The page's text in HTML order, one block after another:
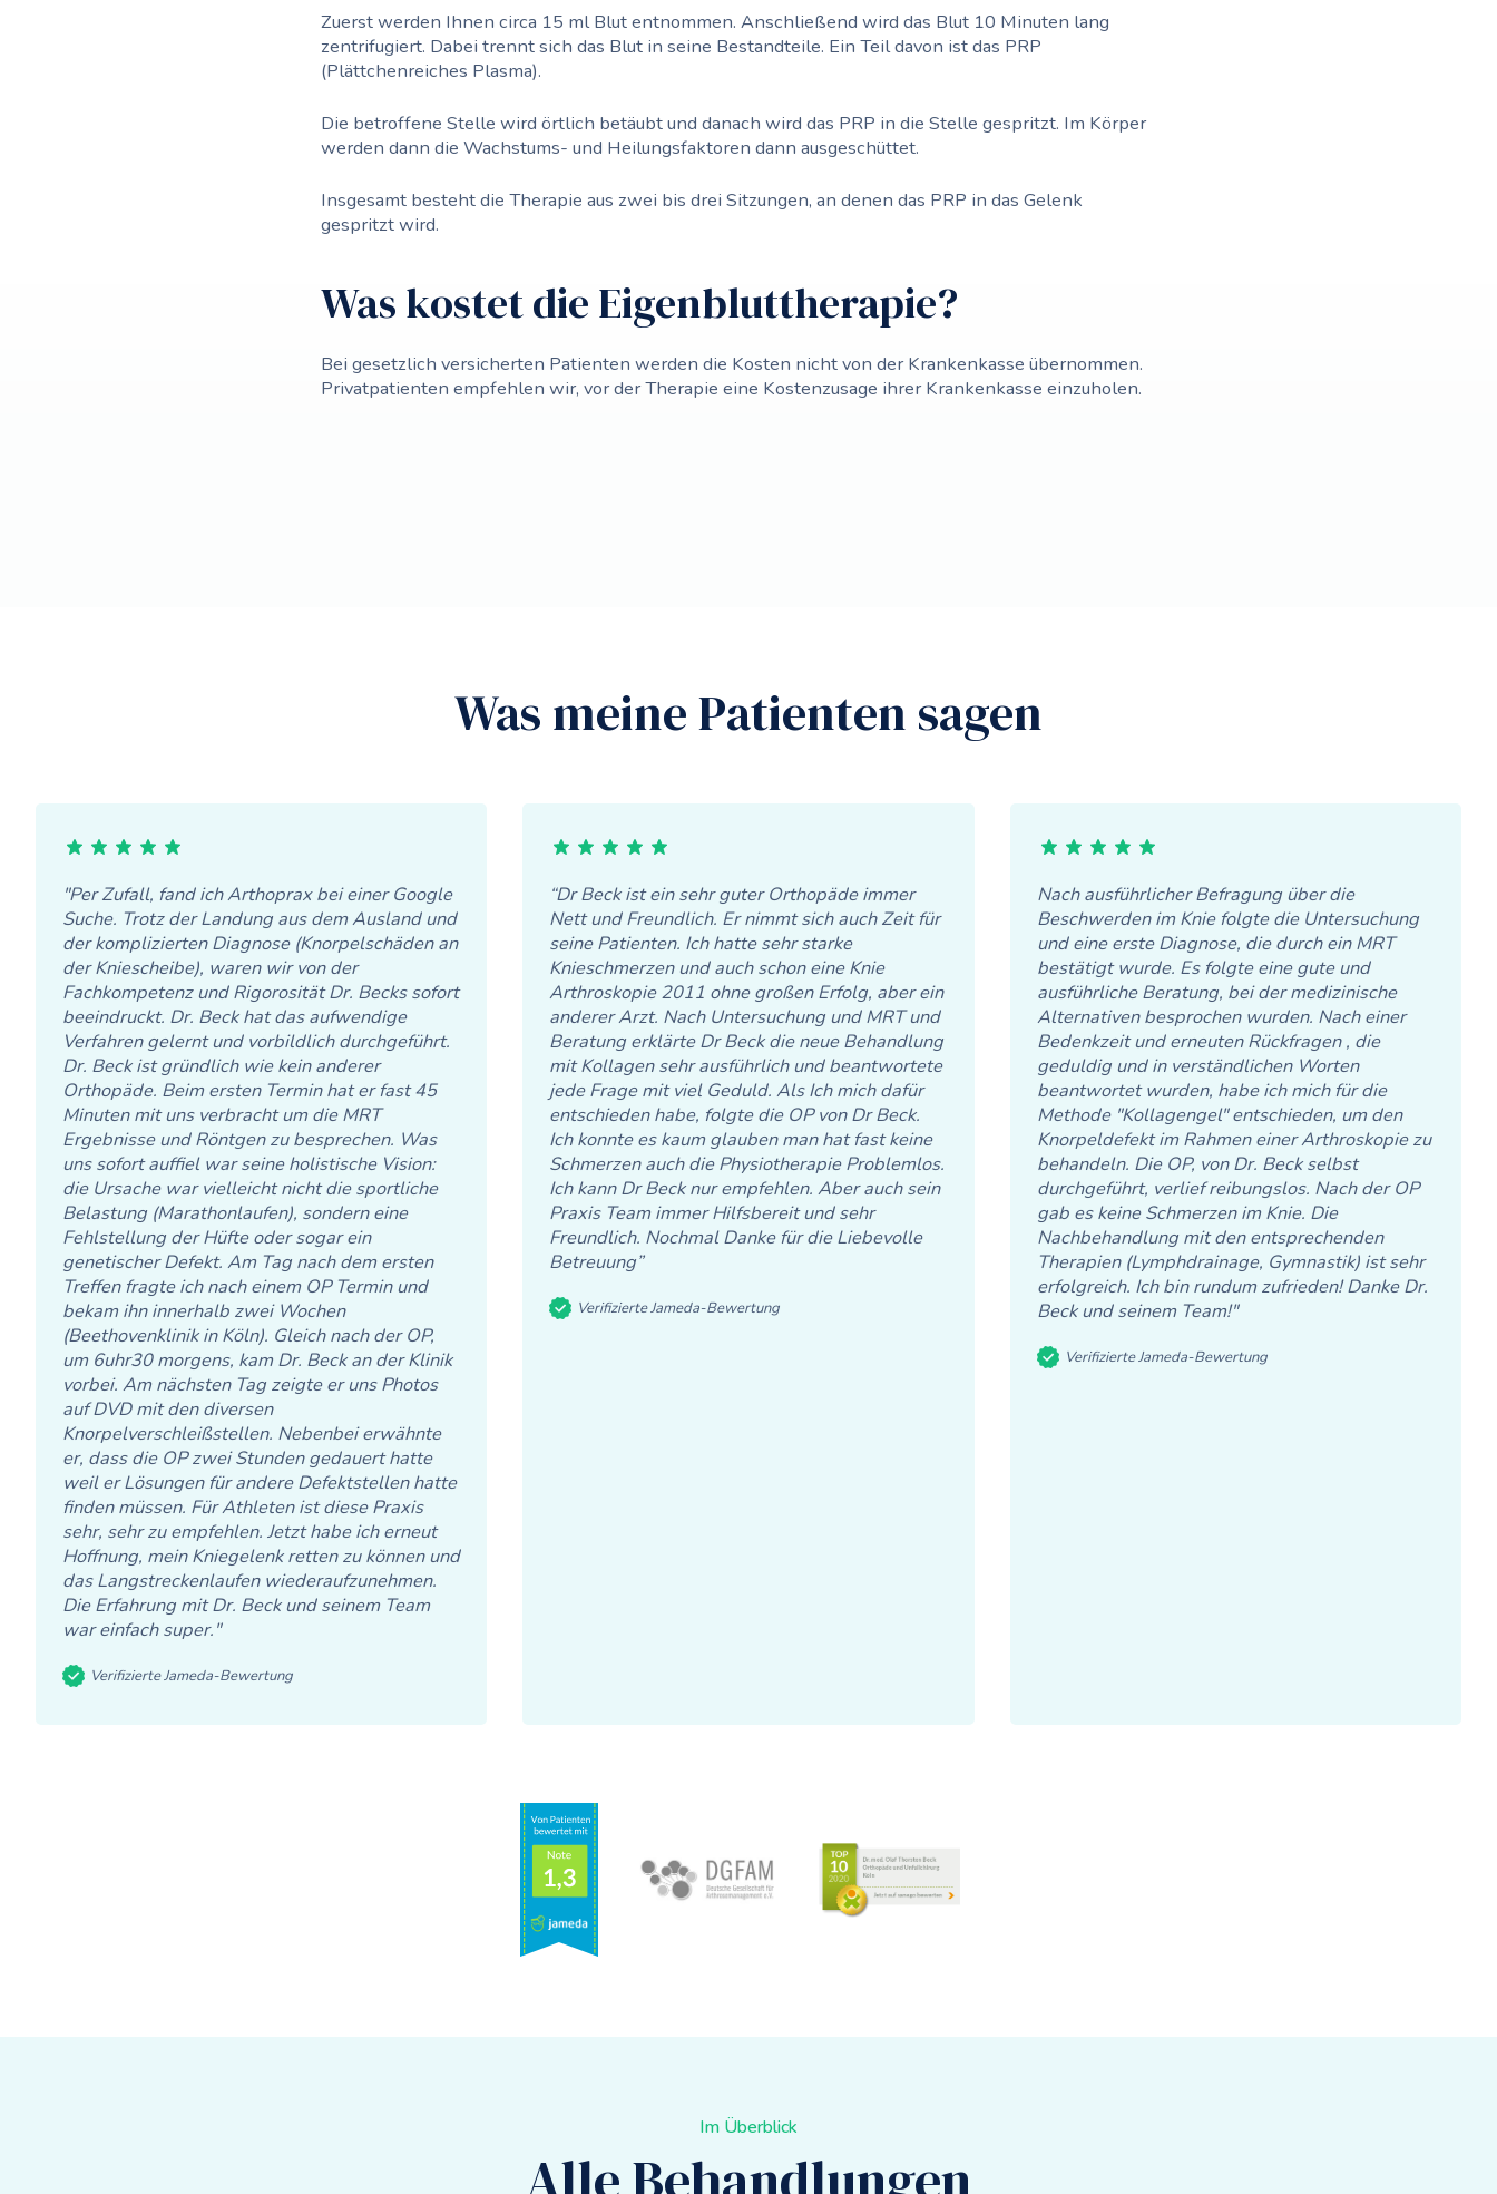
Zuerst werden Ihnen circa 15 ml Blut entnommen. Anschließend wird das Blut 10 Minuten lang
zentrifugiert. Dabei trennt sich das Blut in seine Bestandteile. Ein Teil davon ist das PRP
(Plättchenreiches Plasma).
Die betroffene Stelle wird örtlich betäubt und danach wird das PRP in die Stelle gespritzt. Im Körper
werden dann die Wachstums- und Heilungsfaktoren dann ausgeschüttet.
Insgesamt besteht die Therapie aus zwei bis drei Sitzungen, an denen das PRP in das Gelenk
gespritzt wird.
Was kostet die Eigenbluttherapie?
Bei gesetzlich versicherten Patienten werden die Kosten nicht von der Krankenkasse übernommen.
Privatpatienten empfehlen wir, vor der Therapie eine Kostenzusage ihrer Krankenkasse einzuholen.
Was meine Patienten sagen
"Per Zufall, fand ich Arthoprax bei einer Google
Suche. Trotz der Landung aus dem Ausland und
der komplizierten Diagnose (Knorpelschäden an
der Kniescheibe), waren wir von der
Fachkompetenz und Rigorosität Dr. Becks sofort
beeindruckt. Dr. Beck hat das aufwendige
Verfahren gelernt und vorbildlich durchgeführt.
Dr. Beck ist gründlich wie kein anderer
Orthopäde. Beim ersten Termin hat er fast 45
Minuten mit uns verbracht um die MRT
Ergebnisse und Röntgen zu besprechen. Was
uns sofort auffiel war seine holistische Vision:
die Ursache war vielleicht nicht die sportliche
Belastung (Marathonlaufen), sondern eine
Fehlstellung der Hüfte oder sogar ein
genetischer Defekt. Am Tag nach dem ersten
Treffen fragte ich nach einem OP Termin und
bekam ihn innerhalb zwei Wochen
(Beethovenklinik in Köln). Gleich nach der OP,
um 6uhr30 morgens, kam Dr. Beck an der Klinik
vorbei. Am nächsten Tag zeigte er uns Photos
auf DVD mit den diversen
Knorpelverschleißstellen. Nebenbei erwähnte
er, dass die OP zwei Stunden gedauert hatte
weil er Lösungen für andere Defektstellen hatte
finden müssen. Für Athleten ist diese Praxis
sehr, sehr zu empfehlen. Jetzt habe ich erneut
Hoffnung, mein Kniegelenk retten zu können und
das Langstreckenlaufen wiederaufzunehmen.
Die Erfahrung mit Dr. Beck und seinem Team
war einfach super."
Verifizierte Jameda-Bewertung
“Dr Beck ist ein sehr guter Orthopäde immer
Nett und Freundlich. Er nimmt sich auch Zeit für
seine Patienten. Ich hatte sehr starke
Knieschmerzen und auch schon eine Knie
Arthroskopie 2011 ohne großen Erfolg, aber ein
anderer Arzt. Nach Untersuchung und MRT und
Beratung erklärte Dr Beck die neue Behandlung
mit Kollagen sehr ausführlich und beantwortete
jede Frage mit viel Geduld. Als Ich mich dafür
entschieden habe, folgte die OP von Dr Beck.
Ich konnte es kaum glauben man hat fast keine
Schmerzen auch die Physiotherapie Problemlos.
Ich kann Dr Beck nur empfehlen. Aber auch sein
Praxis Team immer Hilfsbereit und sehr
Freundlich. Nochmal Danke für die Liebevolle
Betreuung”
Verifizierte Jameda-Bewertung
Nach ausführlicher Befragung über die
Beschwerden im Knie folgte die Untersuchung
und eine erste Diagnose, die durch ein MRT
bestätigt wurde. Es folgte eine gute und
ausführliche Beratung, bei der medizinische
Alternativen besprochen wurden. Nach einer
Bedenkzeit und erneuten Rückfragen , die
geduldig und in verständlichen Worten
beantwortet wurden, habe ich mich für die
Methode "Kollagengel" entschieden, um den
Knorpeldefekt im Rahmen einer Arthroskopie zu
behandeln. Die OP, von Dr. Beck selbst
durchgeführt, verlief reibungslos. Nach der OP
gab es keine Schmerzen im Knie. Die
Nachbehandlung mit den entsprechenden
Therapien (Lymphdrainage, Gymnastik) ist sehr
erfolgreich. Ich bin rundum zufrieden! Danke Dr.
Beck und seinem Team!"
Verifizierte Jameda-Bewertung
Im Überblick